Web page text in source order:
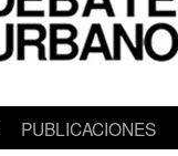
PUBLICACIONES